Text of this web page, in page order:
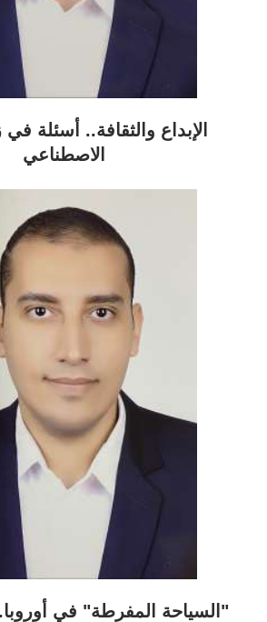
الإبداع والثقافة.. أسئلة
الاصطناعي
"السياحة المفرطة" في